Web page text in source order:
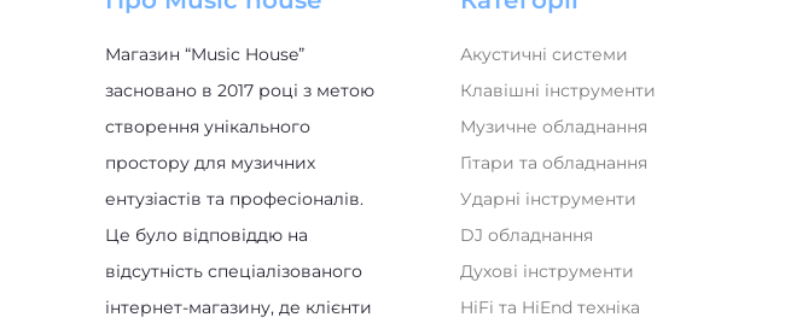
Магазин “Music House”
засновано в 2017 році з метою
створення унікального
простору для музичних
ентузіастів та професіоналів.
Це було відповіддю на
відсутність спеціалізованого
інтернет-магазину, де клієнти
Акустичні системи
Клавішні інструменти
Музичне обладнання
Гітари та обладнання
Ударні інструменти
DJ обладнання
Духові інструменти
HiFi та HiEnd техніка